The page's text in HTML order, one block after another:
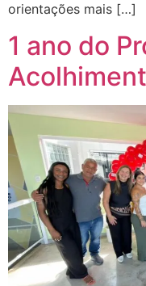
orientações mais […]
1 ano do